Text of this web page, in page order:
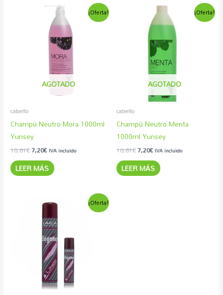
¡Oferta!
AGOTADO
cabello
Champú Neutro Mora 1000ml
Yunsey
10,81€
original
10,81€.
7,20€
precio
actual
es:
7,20€.
IVA incluido
LEER MÁS
¡Oferta!
AGOTADO
cabello
Champú Neutro Menta
1000ml Yunsey
10,81€
precio
original
10,81€.
7,20€
El
precio
actual
7,20€.
IVA incluido
LEER MÁS
¡Oferta!
Rango
de
precios:
desde
3,27€
hasta
8,49€
Este
producto